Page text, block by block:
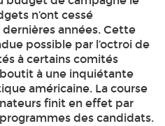
n’ont cessé
années. Cette
possible par l’octroi de
à certains comités
à une inquiétante
américaine. La course
finit en effet par
des candidats.